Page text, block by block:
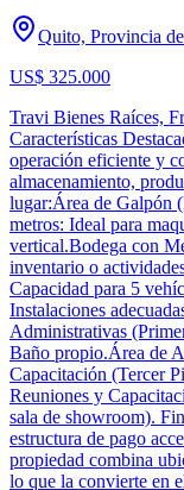
Quito, Provincia
US$ 325.000
Travi Bienes Raíces,
Características
operación eficiente y
almacenamiento,
lugar:Área de Galpón
metros: Ideal para
vertical.Bodega con
inventario o
Capacidad para 5
Instalaciones
Administrativas
Baño propio.Área de
Capacitación (Tercer
Reuniones y
sala de showroom).
estructura de pago
propiedad combina
lo que la convierte en